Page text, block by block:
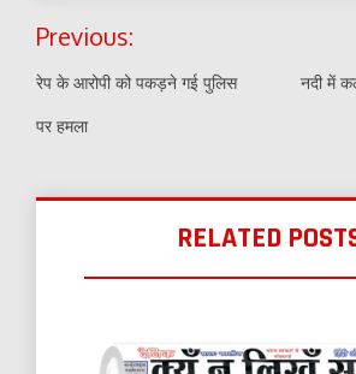
Post
navigation
Previous:
रेप के आरोपी को पकड़ने गई पुलिस
पर हमला
नदी में
RELATED